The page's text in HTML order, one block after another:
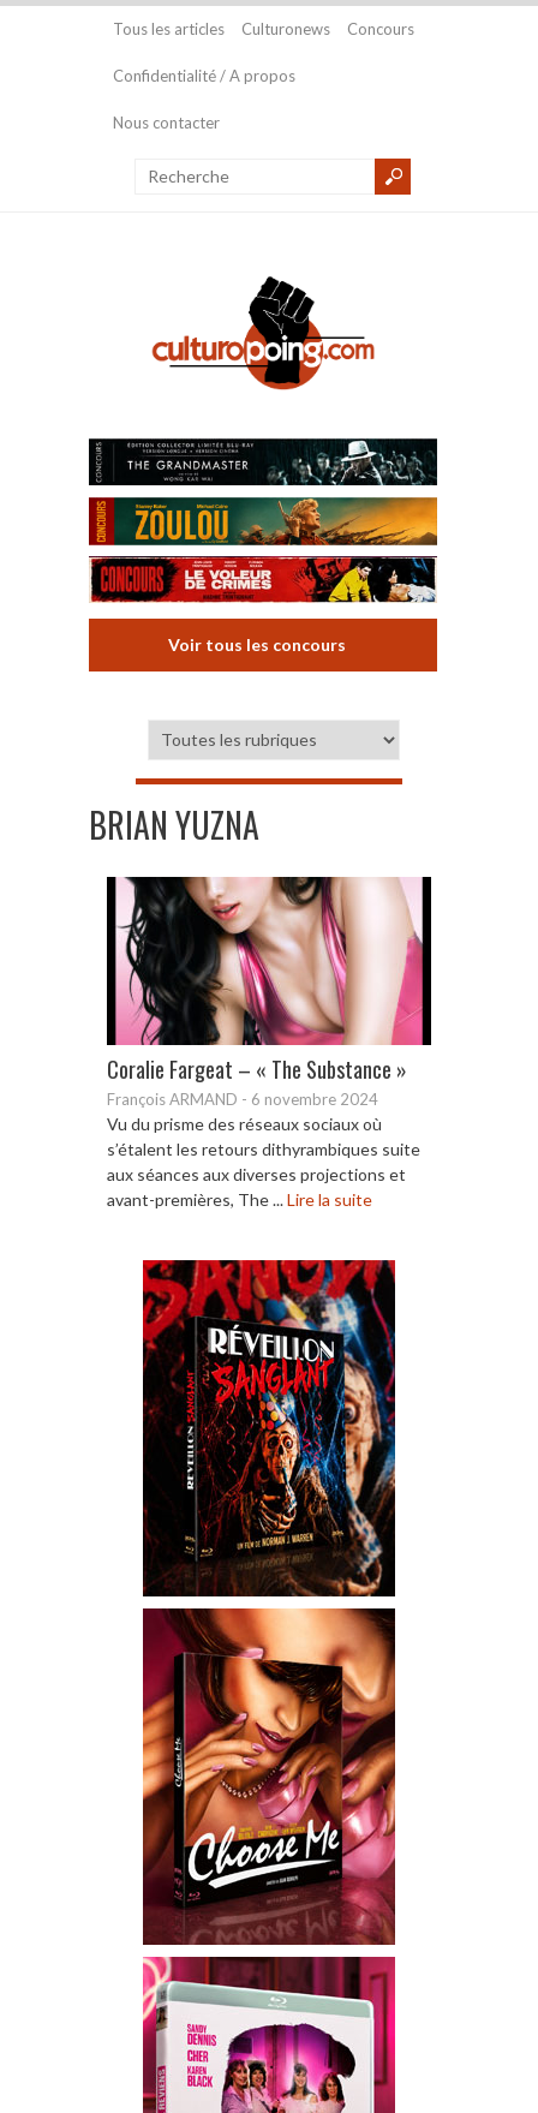
Tous les articles Culturonews Concours
Confidentialité / A propos
Nous contacter
Voir tous les concours
BRIAN YUZNA
Coralie Fargeat – « The Substance »
François ARMAND - 6 novembre 2024
Vu du prisme des réseaux sociaux où
s’étalent les retours dithyrambiques suite
aux séances aux diverses projections et
avant-premières, The ...Lire la suite